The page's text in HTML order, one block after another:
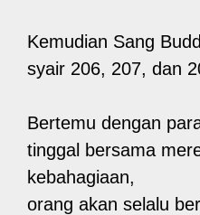
Kemudian Sang
syair 206, 207, dan
Bertemu dengan
tinggal bersama
kebahagiaan,
orang akan selalu